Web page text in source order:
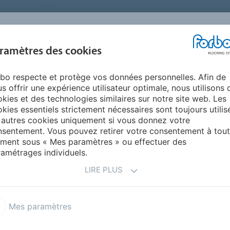
FRANCE
BLOG &
REALISATIONS
FAQ AIDE
Transpress : Blog Transport
À HYDROGÈNE
transport
des cookies
respecte et protège vos données personnelles. Afin de
offrir une expérience utilisateur optimale, nous utilisons
et des technologies similaires sur notre site web. Les
essentiels strictement nécessaires sont toujours
cookies uniquement si vous donnez votre
Vous pouvez retirer votre consentement à tout
sous « Mes paramètres » ou effectuer des
individuels.
LIRE PLUS
Mes paramètres